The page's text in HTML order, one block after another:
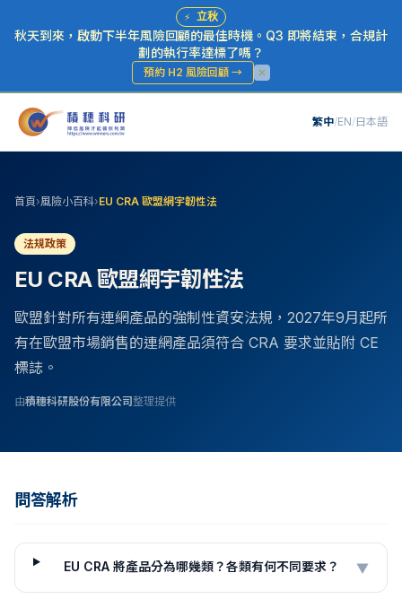
⚡ 立秋
秋天到來，啟動下半年風險回顧的最佳時機。Q3 即將結束，合規計
劃的執行率達標了嗎？
預約 H2 風險回顧 →
繁中/EN/日本語
首頁›風險小百科›EU CRA 歐盟網宇韌性法
法規政策
EU CRA 歐盟網宇韌性法
歐盟針對所有連網產品的強制性資安法規，2027年9月起所
有在歐盟市場銷售的連網產品須符合 CRA 要求並貼附 CE
標誌。
由積穗科研股份有限公司整理提供
問答解析
EU CRA 將產品分為哪幾類？各類有何不同要求？ ▼